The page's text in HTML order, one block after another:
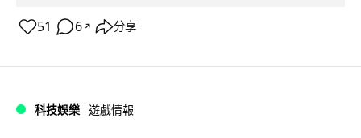
51 6 ↗ 分享
科技娛樂 遊戲情報